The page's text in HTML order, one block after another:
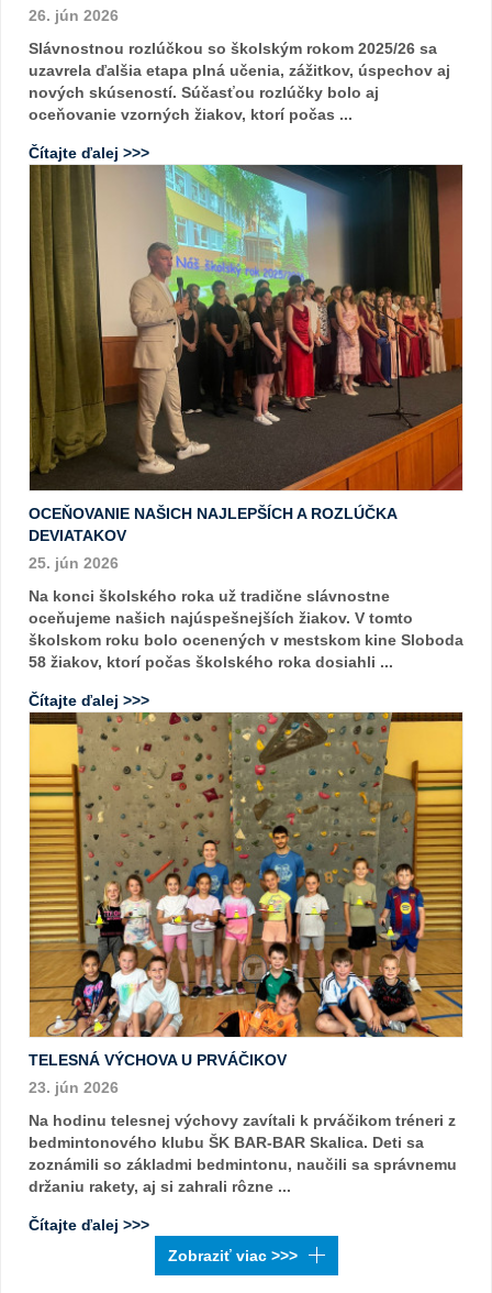
26. jún 2026
Slávnostnou rozlúčkou so školským rokom 2025/26 sa
uzavrela ďalšia etapa plná učenia, zážitkov, úspechov aj
nových skúseností. Súčasťou rozlúčky bolo aj
oceňovanie vzorných žiakov, ktorí počas ...
Čítajte ďalej >>>
OCEŇOVANIE NAŠICH NAJLEPŠÍCH A ROZLÚČKA
DEVIATAKOV
25. jún 2026
Na konci školského roka už tradične slávnostne
oceňujeme našich najúspešnejších žiakov. V tomto
školskom roku bolo ocenených v mestskom kine Sloboda
58 žiakov, ktorí počas školského roka dosiahli ...
Čítajte ďalej >>>
TELESNÁ VÝCHOVA U PRVÁČIKOV
23. jún 2026
Na hodinu telesnej výchovy zavítali k prváčikom tréneri z
bedmintonového klubu ŠK BAR-BAR Skalica. Deti sa
zoznámili so základmi bedmintonu, naučili sa správnemu
držaniu rakety, aj si zahrali rôzne ...
Čítajte ďalej >>>